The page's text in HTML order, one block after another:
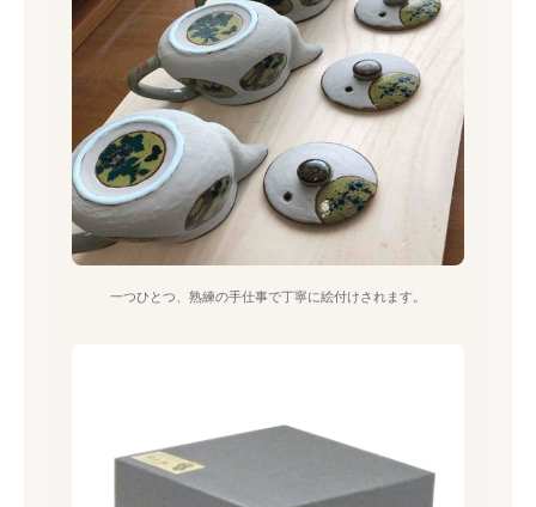
一つひとつ、熟練の手仕事で丁寧に絵付けされます。